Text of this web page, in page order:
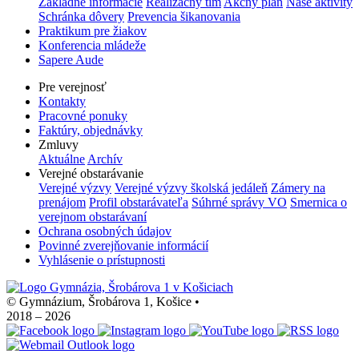
Schránka dôvery Prevencia šikanovania
Praktikum pre žiakov
Konferencia mládeže
Sapere Aude
Pre verejnosť
Kontakty
Pracovné ponuky
Faktúry, objednávky
Zmluvy
AktuálneArchív
Verejné obstarávanie
Verejné výzvy Verejné výzvy školská jedáleň Zámery na
prenájom Profil obstarávateľa Súhrné správy VO Smernica o
verejnom obstarávaní
Ochrana osobných údajov
Povinné zverejňovanie informácií
Vyhlásenie o prístupnosti
© Gymnázium, Šrobárova 1, Košice •
2018 – 2026